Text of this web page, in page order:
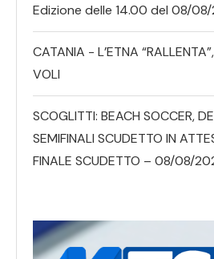
Edizione delle 14.00 del 08/
CATANIA - L’ETNA
VOLI
SCOGLITTI: BEACH SOCCER,
SEMIFINALI SCUDETTO IN
FINALE SCUDETTO – 08/08/